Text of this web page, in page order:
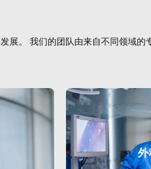
展。 我们的团队由来自不同领域